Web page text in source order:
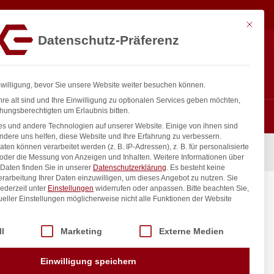
HENDI, Blau, 12 Stk
12 Stk
inkl. / exkl. MwSt.
4,57€ exkl. MwSt. In den Warenkorb
Mit
Datenschutz-Präferenz
bevor Sie unsere Website weiter besuchen können.
alt sind und Ihre Einwilligung zu optionalen Services geben möchten,
um Erlaubnis bitten.
und andere Technologien auf unserer Website. Einige von ihnen sind
uns helfen, diese Website und Ihre Erfahrung zu verbessern.
können verarbeitet werden (z. B. IP-Adressen), z. B. für personalisierte
die Messung von Anzeigen und Inhalten. Weitere Informationen über
finden Sie in unserer Datenschutzerklärung. Es besteht keine
Ihrer Daten einzuwilligen, um dieses Angebot zu nutzen. Sie
unter Einstellungen widerrufen oder anpassen. Bitte beachten Sie,
Einstellungen möglicherweise nicht alle Funktionen der Website
Service-Gruppen, für die eine Einwilligung erteilt werden kann.
Marketing Externe Medien
Einwilligung speichern